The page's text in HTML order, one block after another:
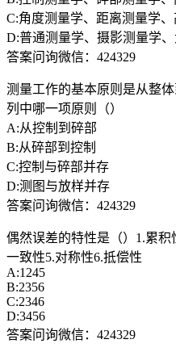
C:角度测量学、距离测量学
D:普通测量学、摄影测量学
答案问询微信：424329
测量工作的基本原则是从整
列中哪一项原则（）
A:从控制到碎部
B:从碎部到控制
C:控制与碎部并存
D:测图与放样并存
答案问询微信：424329
偶然误差的特性是（）1.累积
一致性5.对称性6.抵偿性
A:1245
B:2356
C:2346
D:3456
答案问询微信：424329